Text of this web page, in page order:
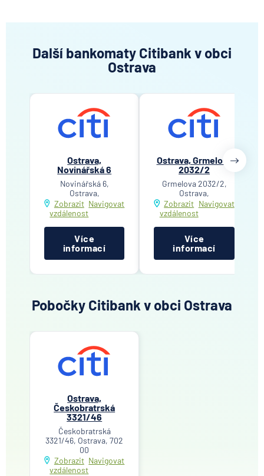
Další bankomaty Citibank v obci
Ostrava
Ostrava,
Novinářská 6
Novinářská 6,
Ostrava,
Zobrazit
vzdálenost
Navigovat
Více
informací
Ostrava, Grmelova
2032/2
Grmelova 2032/2,
Ostrava,
Zobrazit
vzdálenost
Navigovat
Více
informací
Pobočky Citibank v obci Ostrava
Ostrava,
Českobratrská
3321/46
Českobratrská
3321/46, Ostrava, 702
00
Zobrazit
vzdálenost
Navigovat